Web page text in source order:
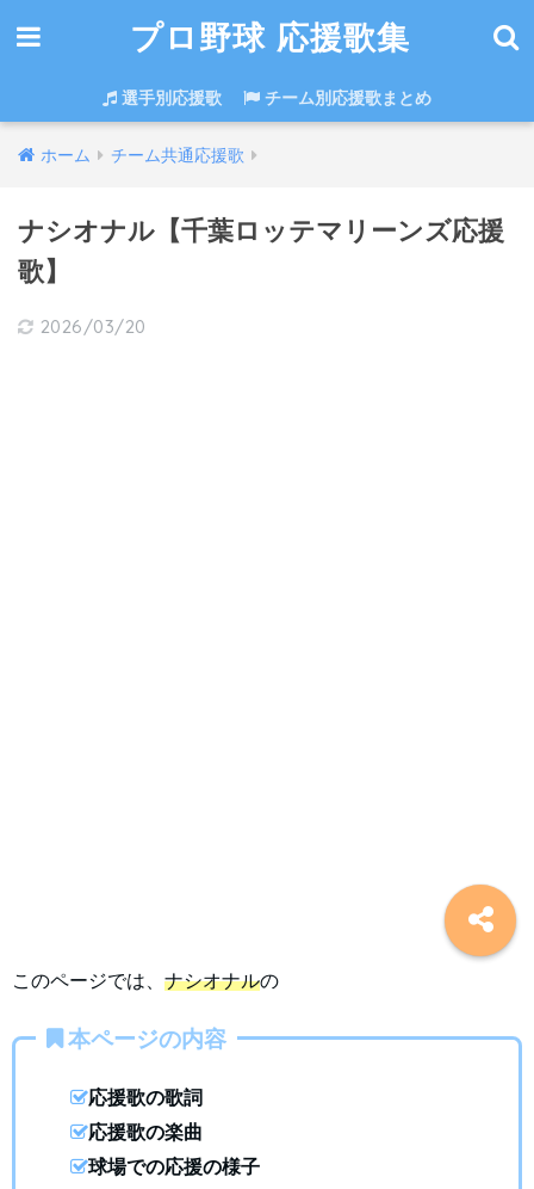
プロ野球 応援歌集
選手別応援歌 チーム別応援歌まとめ
ホーム チーム共通応援歌
ナシオナル【千葉ロッテマリーンズ応援
歌】
2026/03/20
このページでは、 ナシオナルの
本ページの内容
応援歌の歌詞
応援歌の楽曲
球場での応援の様子